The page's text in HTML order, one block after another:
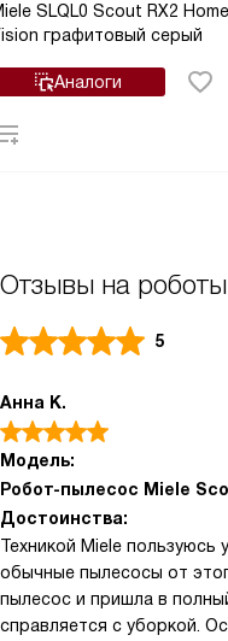
SLQL0 Scout RX2 Home
графитовый серый
Аналоги
Отзывы на
5
Анна К.
Модель:
Робот-пылесос Miele
Достоинства:
Техникой Miele
обычные пылесосы от
пылесос и пришла в
справляется с уборкой.